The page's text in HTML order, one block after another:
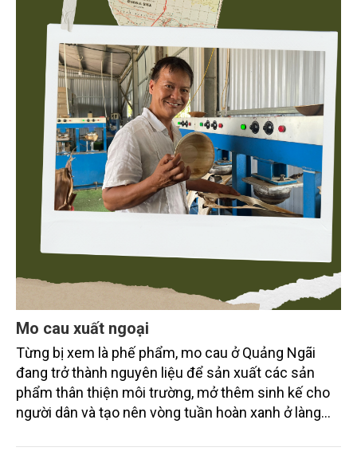
Mo cau xuất ngoại
Từng bị xem là phế phẩm, mo cau ở Quảng Ngãi
đang trở thành nguyên liệu để sản xuất các sản
phẩm thân thiện môi trường, mở thêm sinh kế cho
người dân và tạo nên vòng tuần hoàn xanh ở làng
chén, dĩa... từ mo cau đã được thị trường trong nước